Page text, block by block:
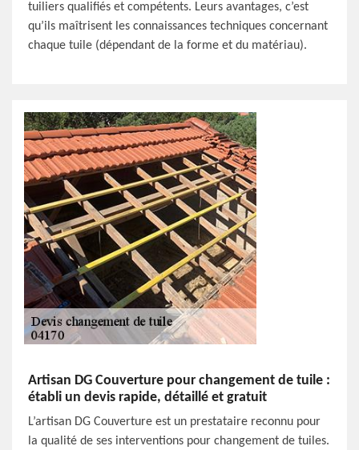
tuiliers qualifiés et compétents. Leurs avantages, c’est
qu’ils maîtrisent les connaissances techniques concernant
chaque tuile (dépendant de la forme et du matériau).
Artisan DG Couverture pour changement de tuile :
établi un devis rapide, détaillé et gratuit
L’artisan DG Couverture est un prestataire reconnu pour
la qualité de ses interventions pour changement de tuiles.